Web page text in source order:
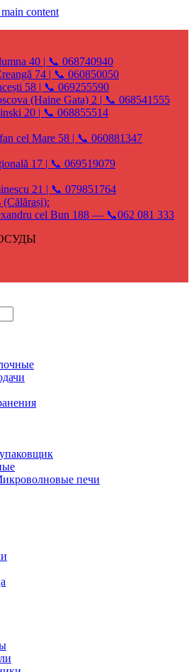
content
40 | 📞 068740940
74 | 📞 060850050
58 | 📞 069255590
(Haine Gata) 2 | 📞 068541555
20 | 📞 068855514
cel Mare 58 | 📞 060881347
17 | 📞 069519079
21 | 📞 079851764
cel Bun 188 — 📞062 081 333
печи